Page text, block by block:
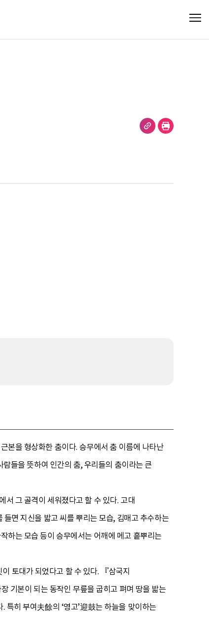
본을 형상화한 춤이다. 승무에서 춤 이름에 나타난
들을 뜻하여 인간의 춤, 우리들의 춤이라는 큰
서 그 골격이 세워졌다고 할 수 있다. 고대
면 지신을 밟고 씨를 뿌리는 모습, 김매고 추수하는
하는 모습 등이 승무에서는 어깨에 메고 흩뿌리는
토대가 되었다고 할 수 있다. 『삼국지
기본이 되는 동작인 무릎을 굽히고 펴며 땅을 밟는
특히 부여夫餘의 ‘영고’迎鼓는 하늘을 맞이하는